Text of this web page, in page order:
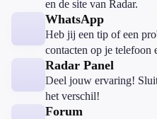
en de site van Radar.
WhatsApp
Heb jij een tip of een
contacten op je telefoon
Radar Panel
Deel jouw ervaring!
het verschil!
Forum